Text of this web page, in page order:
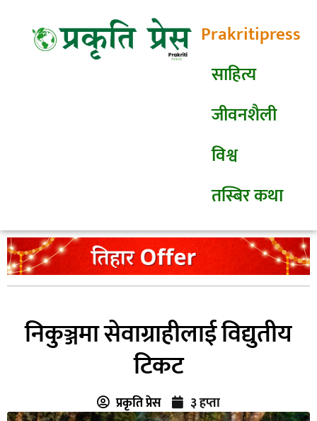
Prakritipress
साहित्य
जीवनशैली
विश्व
तस्बिर कथा
निकुञ्जमा सेवाग्राहीलाई विद्युतीय
टिकट
प्रकृति प्रेस ३ हप्ता